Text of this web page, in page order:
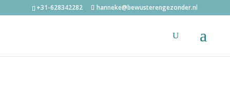
+31-628342282 hanneke@bewusterengezonder.nl